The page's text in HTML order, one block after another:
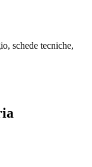
schede tecniche,